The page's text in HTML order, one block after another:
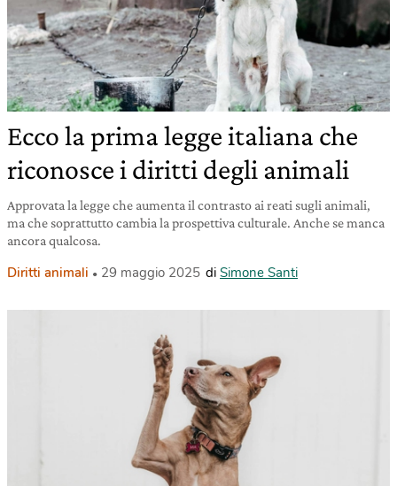
Ecco la prima legge italiana che
riconosce i diritti degli animali
Approvata la legge che aumenta il contrasto ai reati sugli animali,
ma che soprattutto cambia la prospettiva culturale. Anche se manca
ancora qualcosa.
Diritti animali 29 maggio 2025 di Simone Santi